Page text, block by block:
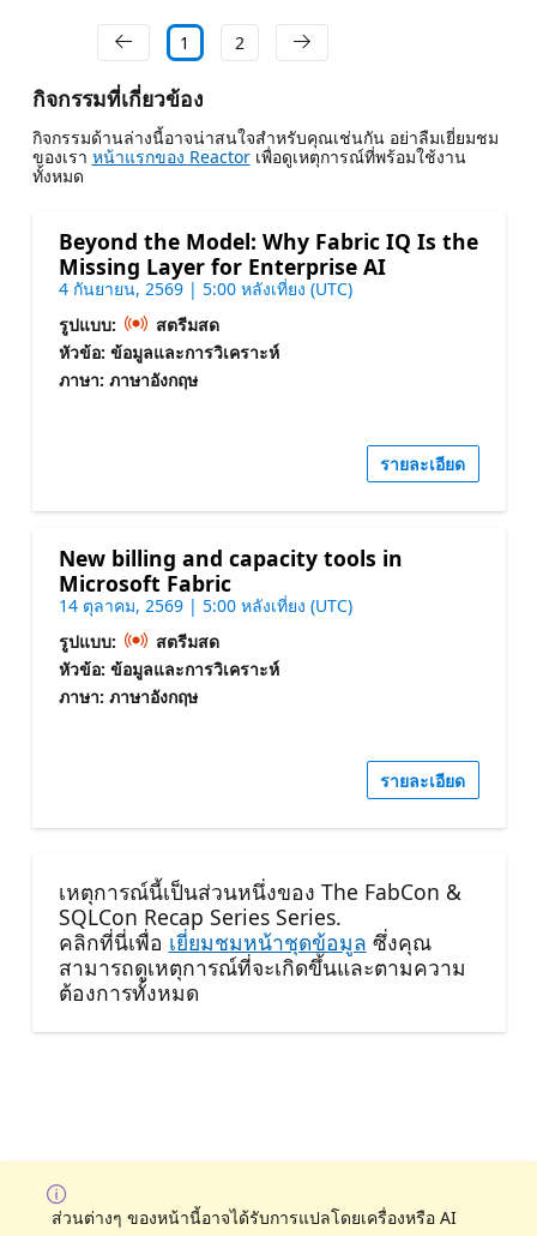
1 2
กิจกรรมที่เกี่ยวข้อง
กิจกรรมด้านล่างนี้อาจน่าสนใจสําหรับคุณเช่นกัน อย่าลืมเยี่ยมชม
ของเรา หน้าแรกของ Reactorเพื่อดูเหตุการณ์ที่พร้อมใช้งาน
ทั้งหมด
Beyond the Model: Why Fabric IQ Is the
Missing Layer for Enterprise AI
4 กันยายน, 2569 | 5:00 หลังเที่ยง (UTC)
รูปแบบ:
สตรีมสด
หัวข้อ: ข้อมูลและการวิเคราะห์
ภาษา: ภาษาอังกฤษ
รายละเอียด
New billing and capacity tools in
Microsoft Fabric
14 ตุลาคม, 2569 | 5:00 หลังเที่ยง (UTC)
รูปแบบ:
สตรีมสด
หัวข้อ: ข้อมูลและการวิเคราะห์
ภาษา: ภาษาอังกฤษ
รายละเอียด
เหตุการณ์นี้เป็นส่วนหนึ่งของ The FabCon &
SQLCon Recap Series Series.
คลิกที่นี่เพื่อ เยี่ยมชมหน้าชุดข้อมูล ซึ่งคุณ
สามารถดูเหตุการณ์ที่จะเกิดขึ้นและตามความ
ต้องการทั้งหมด
ส่วนต่างๆ ของหน้านี้อาจได้รับการแปลโดยเครื่องหรือ AI